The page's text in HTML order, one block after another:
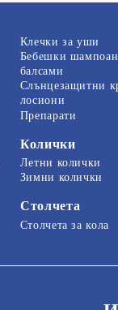
Клечки за уши
Бебешки
балсами
Слънцезащитни
лосиони
Препарати
Колички
Летни колички
Зимни колички
Столчета
Столчета за кола